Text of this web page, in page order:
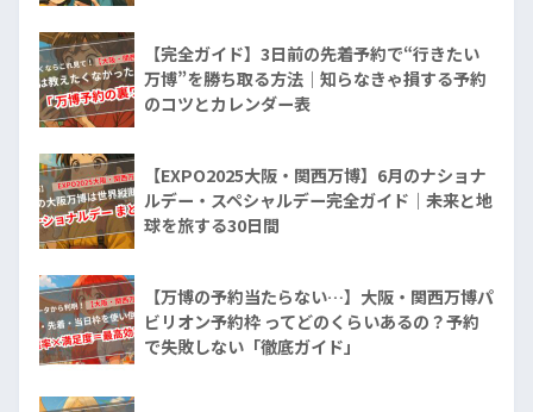
【完全ガイド】3日前の先着予約で“行きたい
万博”を勝ち取る方法｜知らなきゃ損する予約
のコツとカレンダー表
【EXPO2025大阪・関西万博】6月のナショナ
ルデー・スペシャルデー完全ガイド｜未来と地
球を旅する30日間
【万博の予約当たらない…】大阪・関西万博パ
ビリオン予約枠 ってどのくらいあるの？予約
で失敗しない「徹底ガイド」